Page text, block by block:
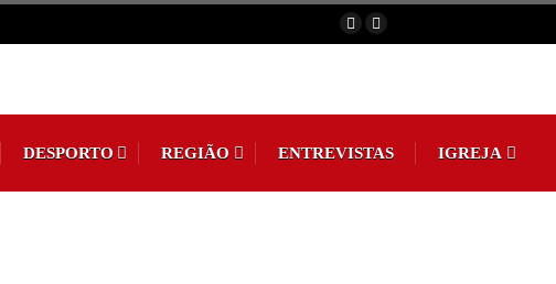
DESPORTO REGIÃO ENTREVISTAS IGREJA